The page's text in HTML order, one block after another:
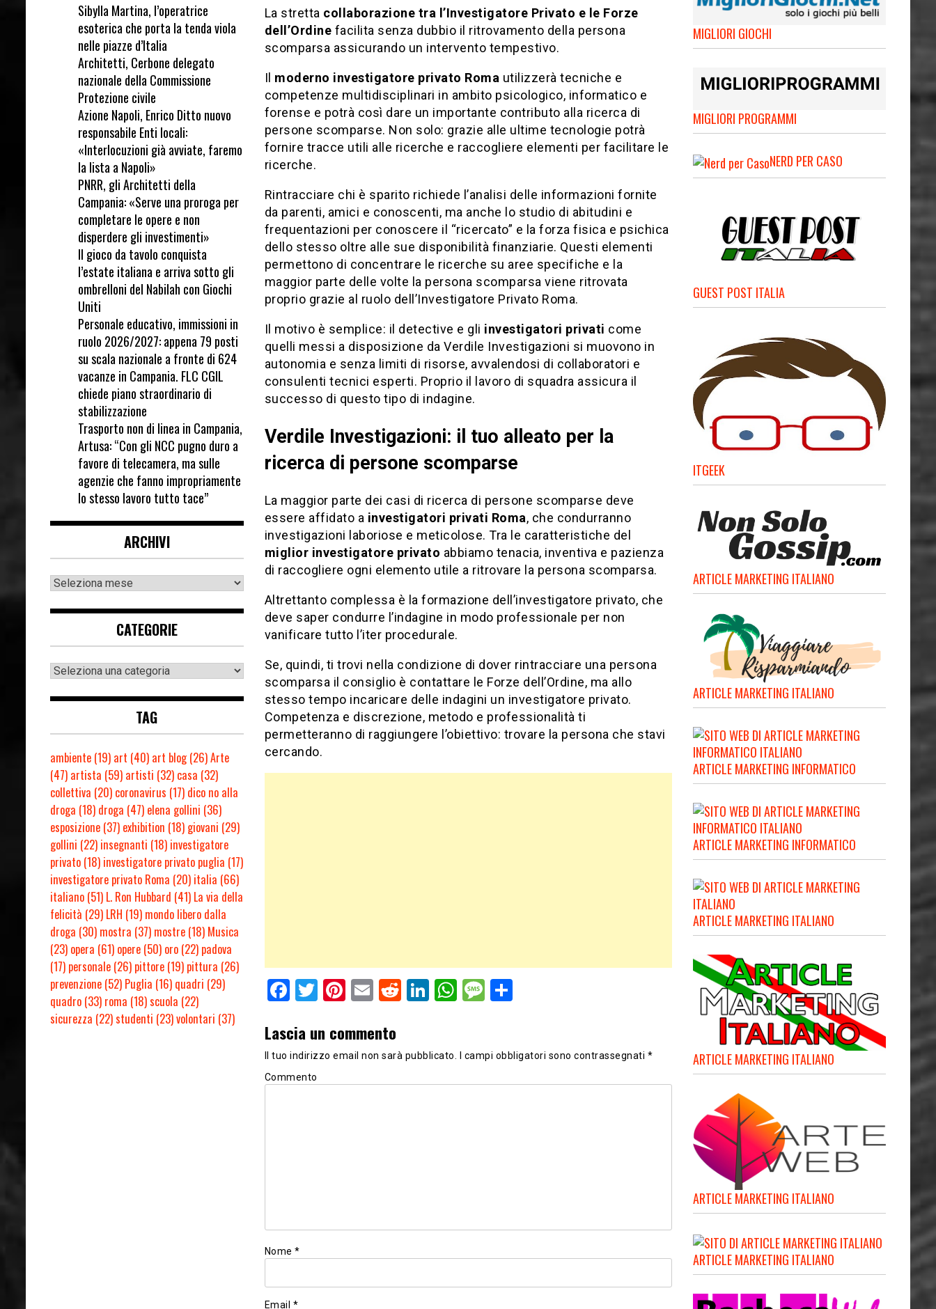
La stretta collaborazione tra l’Investigatore Privato e le Forze
dell’Ordine facilita senza dubbio il ritrovamento della persona
scomparsa assicurando un intervento tempestivo.
Il moderno investigatore privato Roma utilizzerà tecniche e
competenze multidisciplinari in ambito psicologico, informatico e
forense e potrà così dare un importante contributo alla ricerca di
persone scomparse. Non solo: grazie alle ultime tecnologie potrà
fornire tracce utili alle ricerche e raccogliere elementi per facilitare le
ricerche.
Rintracciare chi è sparito richiede l’analisi delle informazioni fornite
da parenti, amici e conoscenti, ma anche lo studio di abitudini e
frequentazioni per conoscere il “ricercato” e la forza fisica e psichica
dello stesso oltre alle sue disponibilità finanziarie. Questi elementi
permettono di concentrare le ricerche su aree specifiche e la
maggior parte delle volte la persona scomparsa viene ritrovata
proprio grazie al ruolo dell’Investigatore Privato Roma.
Il motivo è semplice: il detective e gli investigatori privati come
quelli messi a disposizione da Verdile Investigazioni si muovono in
autonomia e senza limiti di risorse, avvalendosi di collaboratori e
consulenti tecnici esperti. Proprio il lavoro di squadra assicura il
successo di questo tipo di indagine.
Verdile Investigazioni: il tuo alleato per la
ricerca di persone scomparse
La maggior parte dei casi di ricerca di persone scomparse deve
essere affidato a investigatori privati Roma, che condurranno
miglior investigatore privato abbiamo tenacia, inventiva e pazienza
di raccogliere ogni elemento utile a ritrovare la persona scomparsa.
Altrettanto complessa è la formazione dell’investigatore privato, che
deve saper condurre l’indagine in modo professionale per non
vanificare tutto l’iter procedurale.
Se, quindi, ti trovi nella condizione di dover rintracciare una persona
scomparsa il consiglio è contattare le Forze dell’Ordine, ma allo
stesso tempo incaricare delle indagini un investigatore privato.
Competenza e discrezione, metodo e professionalità ti
permetteranno di raggiungere l’obiettivo: trovare la persona che stavi
cercando.
Facebook
Twitter
Pinterest
EmailRedditLinkedIn
WhatsApp
Message
Share
Lascia un commento
Il tuo indirizzo email non sarà pubblicato. I campi obbligatori sono contrassegnati *
Commento
Nome *
Email *
Sibylla Martina, l’operatrice
esoterica che porta la tenda viola
nelle piazze d’Italia
Architetti, Cerbone delegato
nazionale della Commissione
Protezione civile
Azione Napoli, Enrico Ditto nuovo
responsabile Enti locali:
«Interlocuzioni già avviate, faremo
la lista a Napoli»
PNRR, gli Architetti della
Campania: «Serve una proroga per
completare le opere e non
disperdere gli investimenti»
Il gioco da tavolo conquista
l’estate italiana e arriva sotto gli
ombrelloni del Nabilah con Giochi
Uniti
Personale educativo, immissioni in
ruolo 2026/2027: appena 79 posti
su scala nazionale a fronte di 624
vacanze in Campania. FLC CGIL
chiede piano straordinario di
stabilizzazione
Trasporto non di linea in Campania,
Artusa: “Con gli NCC pugno duro a
favore di telecamera, ma sulle
agenzie che fanno impropriamente
lo stesso lavoro tutto tace”
ARCHIVI
CATEGORIE
TAG
ambiente (19) art (40) art blog(26)Arte
(47) artista (59) artisti (32) casa (32)
collettiva (20) coronavirus (17) dico no alla
droga (18) droga (47) elena gollini (36)
esposizione (37) exhibition (18) giovani (29)
gollini (22) insegnanti (18) investigatore
privato (18) investigatore privato puglia (17)
investigatore privato Roma (20) italia (66)
italiano (51) L. Ron Hubbard (41) La via della
felicità (29) LRH (19) mondo libero dalla
droga (30) mostra (37) mostre (18) Musica
(23) opera (61) opere (50) oro (22) padova
(17) personale (26) pittore (19) pittura (26)
prevenzione (52) Puglia (16) quadri (29)
quadro (33) roma (18)scuola (22)
sicurezza (22)studenti (23)volontari (37)
MIGLIORI GIOCHI
MIGLIORI PROGRAMMI
NERD PER CASO
GUEST POST ITALIA
ITGEEK
ARTICLE MARKETING ITALIANO
ARTICLE MARKETING ITALIANO
ARTICLE MARKETING INFORMATICO
ARTICLE MARKETING INFORMATICO
ARTICLE MARKETING ITALIANO
ARTICLE MARKETING ITALIANO
ARTICLE MARKETING ITALIANO
ARTICLE MARKETING ITALIANO